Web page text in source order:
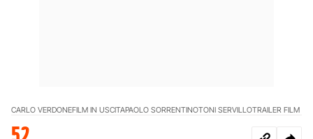
CARLO VERDONEFILM IN USCITAPAOLO SORRENTINOTONI SERVILLOTRAILER FILM